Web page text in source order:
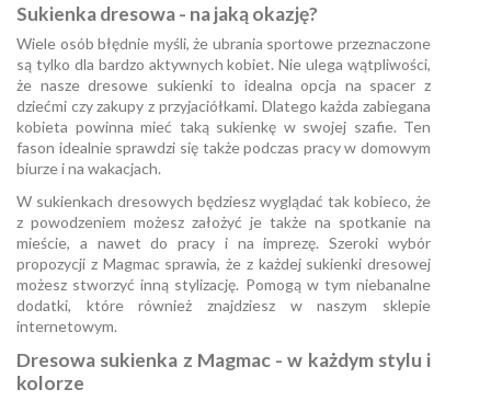
Sukienka dresowa - na jaką okazję?
Wiele osób błędnie myśli, że ubrania sportowe przeznaczone
są tylko dla bardzo aktywnych kobiet. Nie ulega wątpliwości,
że nasze dresowe sukienki to idealna opcja na spacer z
dziećmi czy zakupy z przyjaciółkami. Dlatego każda zabiegana
kobieta powinna mieć taką sukienkę w swojej szafie. Ten
fason idealnie sprawdzi się także podczas pracy w domowym
biurze i na wakacjach.
W sukienkach dresowych będziesz wyglądać tak kobieco, że
z powodzeniem możesz założyć je także na spotkanie na
mieście, a nawet do pracy i na imprezę. Szeroki wybór
propozycji z Magmac sprawia, że z każdej sukienki dresowej
możesz stworzyć inną stylizację. Pomogą w tym niebanalne
dodatki, które również znajdziesz w naszym sklepie
internetowym.
Dresowa sukienka z Magmac - w każdym stylu i
kolorze